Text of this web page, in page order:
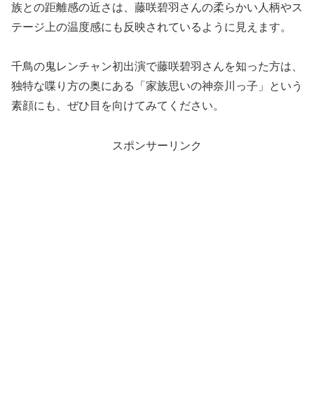
族との距離感の近さは、藤咲碧羽さんの柔らかい人柄やス
テージ上の温度感にも反映されているように見えます。
千鳥の鬼レンチャン初出演で藤咲碧羽さんを知った方は、
独特な喋り方の奥にある「家族思いの神奈川っ子」という
素顔にも、ぜひ目を向けてみてください。
スポンサーリンク